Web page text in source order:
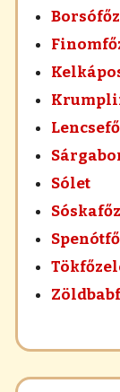
Sólet